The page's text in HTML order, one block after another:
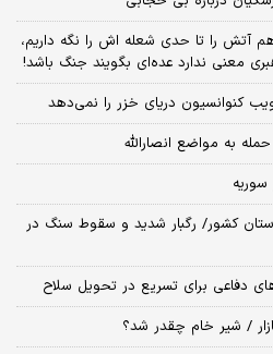
آتش را تا حدی شعله اش را نگه داریم،
معنی ندارد عده‌ای بگویند جنگ باشد!
کنوانسیون دریای خزر را نمی‌دهد
به مواضع انصارالله
هشدار هواشناسی برای ۴ استان کشور/ رگبار شدید و سقوط سنگ در
/ شیر خام چقدر شد؟